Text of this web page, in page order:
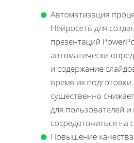
Автоматизация
Нейросеть для
презентаций
автоматически
и содержание
время их
существенно
для пользователей и
сосредоточиться на
Повышение